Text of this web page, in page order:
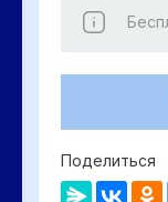
Поделиться